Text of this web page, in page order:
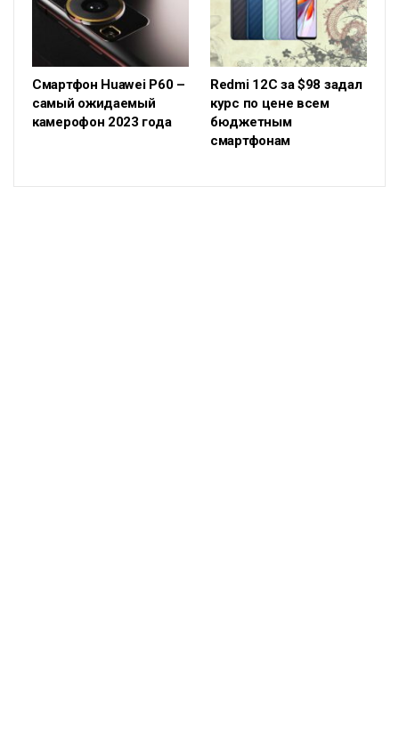
Смартфон Huawei P60 –
самый ожидаемый
камерофон 2023 года
Redmi 12C за $98 задал
курс по цене всем
бюджетным
смартфонам